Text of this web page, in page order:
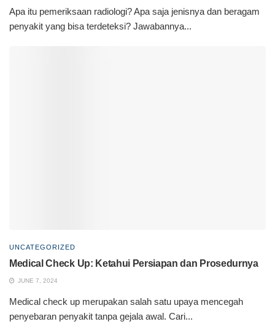
Apa itu pemeriksaan radiologi? Apa saja jenisnya dan beragam
penyakit yang bisa terdeteksi? Jawabannya...
UNCATEGORIZED
Medical Check Up: Ketahui Persiapan dan Prosedurnya
JUNE 7, 2024
Medical check up merupakan salah satu upaya mencegah
penyebaran penyakit tanpa gejala awal. Cari...